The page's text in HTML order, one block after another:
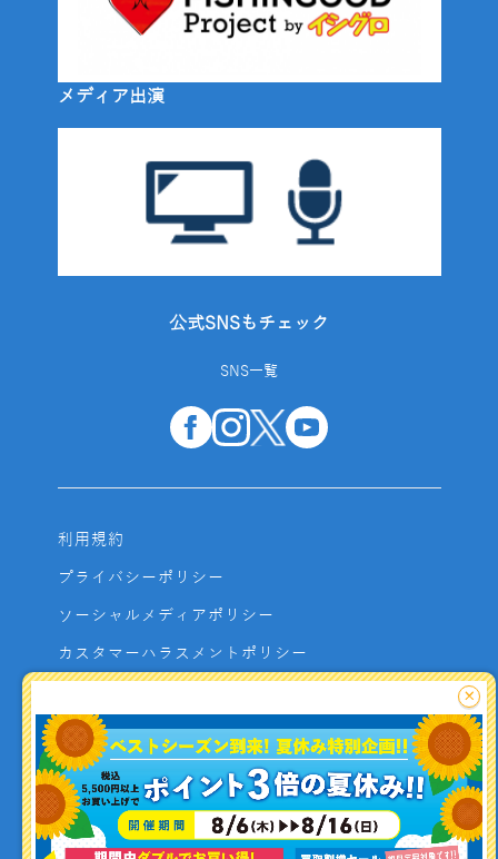
メディア出演
公式SNSもチェック
SNS一覧
利用規約
プライバシーポリシー
ソーシャルメディアポリシー
カスタマーハラスメントポリシー
よくあるご質問
お問い合わせ
利用者資金の保全方法
×